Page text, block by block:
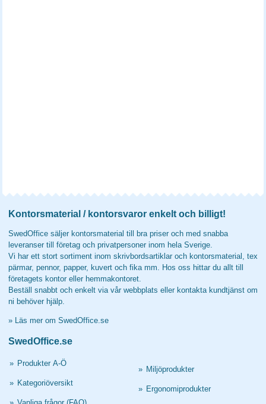
Kontorsmaterial / kontorsvaror enkelt och billigt!
SwedOffice säljer kontorsmaterial till bra priser och med snabba
leveranser till företag och privatpersoner inom hela Sverige.
Vi har ett stort sortiment inom skrivbordsartiklar och kontorsmaterial, tex
pärmar, pennor, papper, kuvert och fika mm. Hos oss hittar du allt till
företagets kontor eller hemmakontoret.
Beställ snabbt och enkelt via vår webbplats eller kontakta kundtjänst om
ni behöver hjälp.
» Läs mer om SwedOffice.se
SwedOffice.se
» Produkter A-Ö
» Kategoriöversikt
» Miljöprodukter
» Ergonomiprodukter